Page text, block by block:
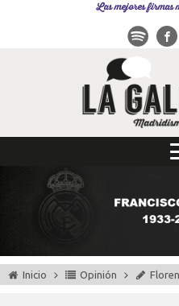
Las mejores firmas
Inicio Opinión